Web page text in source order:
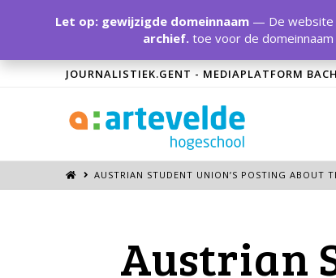
JOURNALISTIEK.GENT - MEDIAPLATFORM
AUSTRIAN STUDENT UNION’S POSTING ABOUT
Austrian
Let op: gewijzigde domeinnaam— De website
archief.toe voor de domeinnaam